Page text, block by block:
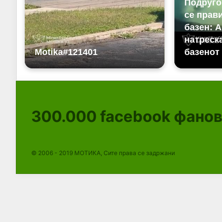
300.000 facebook
© 2006 - 2019 МОТИКА, Сите права се задржани